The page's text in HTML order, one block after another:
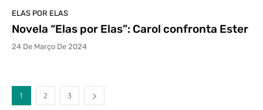
ELAS POR ELAS
Novela “Elas por Elas”: Carol confronta Ester
24 De Março De 2024
1 2 3